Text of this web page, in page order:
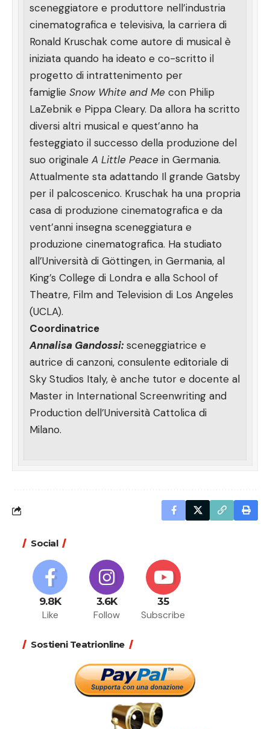
sceneggiatore e produttore nell’industria
cinematografica e televisiva, la carriera di
Ronald Kruschak come autore di musical è
iniziata quando ha ideato e co-scritto il
progetto di intrattenimento per
famiglie Snow White and Me con Philip
LaZebnik e Pippa Cleary. Da allora ha scritto
diversi altri musical e quest’anno ha
festeggiato il successo della produzione del
suo originale A Little Peace in Germania.
Attualmente sta adattando Il grande Gatsby
per il palcoscenico. Kruschak ha una propria
casa di produzione cinematografica e da
vent’anni insegna sceneggiatura e
produzione cinematografica. Ha studiato
all’Università di Göttingen, in Germania, al
King’s College di Londra e alla School of
Theatre, Film and Television di Los Angeles
(UCLA).
Coordinatrice
Annalisa Gandossi:sceneggiatrice e
autrice di canzoni, consulente editoriale di
Sky Studios Italy, è anche tutor e docente al
Master in International Screenwriting and
Production dell’Università Cattolica di
Milano.
Social
9.8K
Like
3.6K
Follow
35
Subscribe
Sostieni Teatrionline